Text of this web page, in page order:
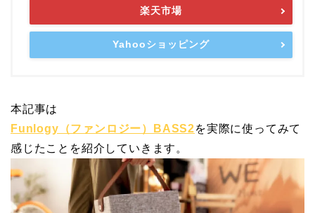
楽天市場
Yahooショッピング
本記事は
Funlogy（ファンロジー）BASS2を実際に使ってみて
感じたことを紹介していきます。